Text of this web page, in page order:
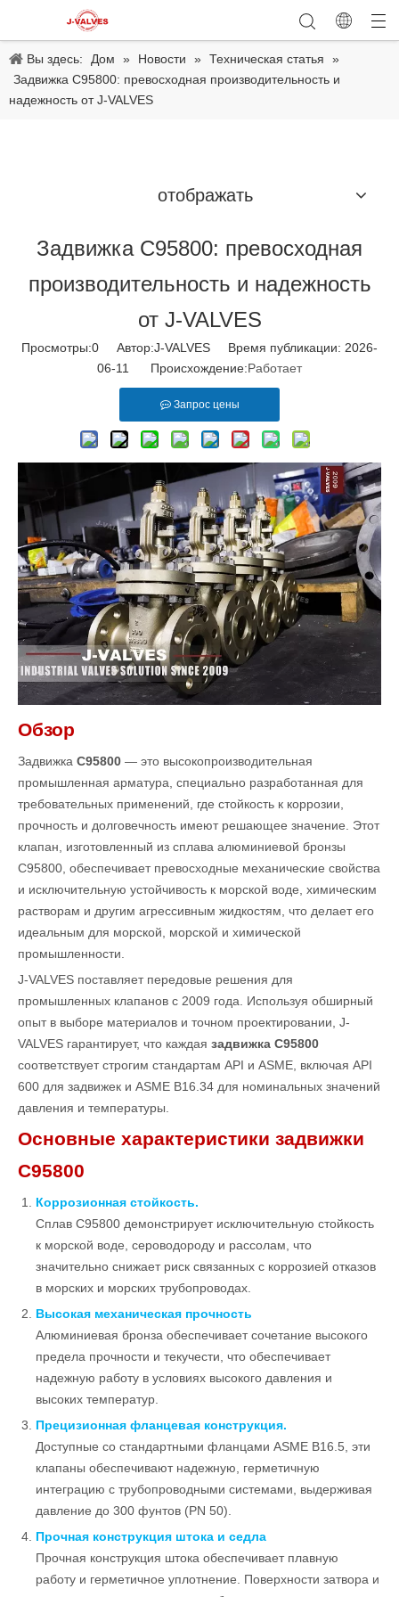
Вы здесь: Дом » Новости » Техническая статья
»
Задвижка C95800: превосходная производительность и
надежность от J-VALVES
отображать
Задвижка C95800: превосходная
производительность и надежность
от J-VALVES
Просмотры:0 Автор:J-VALVES Время публикации: 2026-
06-11 Происхождение:Работает
Запрос цены
Обзор
Задвижка C95800 — это высокопроизводительная
промышленная арматура, специально разработанная для
требовательных применений, где стойкость к коррозии,
прочность и долговечность имеют решающее значение. Этот
клапан, изготовленный из сплава алюминиевой бронзы
C95800, обеспечивает превосходные механические свойства
и исключительную устойчивость к морской воде, химическим
растворам и другим агрессивным жидкостям, что делает его
идеальным для морской, морской и химической
промышленности.
J-VALVES поставляет передовые решения для
промышленных клапанов с 2009 года. Используя обширный
опыт в выборе материалов и точном проектировании, J-
VALVES гарантирует, что каждая задвижка C95800
соответствует строгим стандартам API и ASME, включая API
600 для задвижек и ASME B16.34 для номинальных значений
давления и температуры.
Основные характеристики задвижки
C95800
Коррозионная стойкость.
Сплав C95800 демонстрирует исключительную стойкость
к морской воде, сероводороду и рассолам, что
значительно снижает риск связанных с коррозией отказов
в морских и морских трубопроводах.
Высокая механическая прочность
Алюминиевая бронза обеспечивает сочетание высокого
предела прочности и текучести, что обеспечивает
надежную работу в условиях высокого давления и
высоких температур.
Прецизионная фланцевая конструкция.
Доступные со стандартными фланцами ASME B16.5, эти
клапаны обеспечивают надежную, герметичную
интеграцию с трубопроводными системами, выдерживая
давление до 300 фунтов (PN 50).
Прочная конструкция штока и седла
Прочная конструкция штока обеспечивает плавную
работу и герметичное уплотнение. Поверхности затвора и